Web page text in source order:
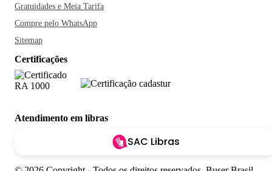
Gratuidades e Meia Tarifa
Compre pelo WhatsApp
Sitemap
Certificações
Atendimento em libras
SAC Libras